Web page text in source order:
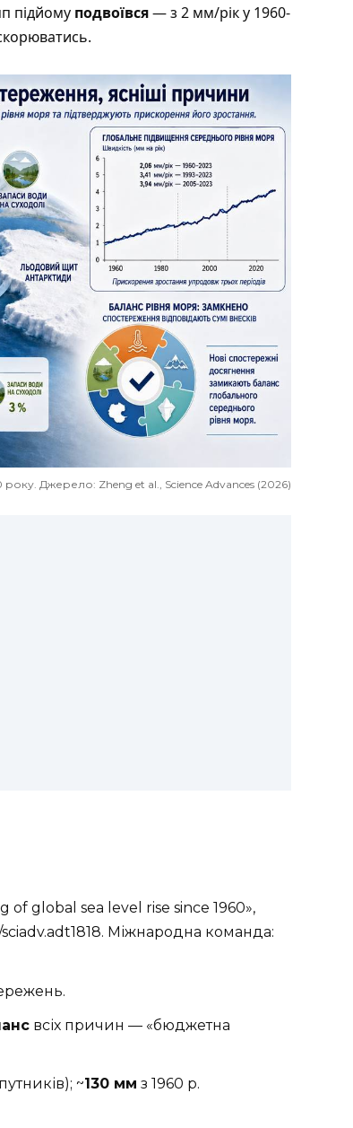
підйому подвоївся— з 2 мм/рік у 1960-
Джерело: Zheng et al., Science Advances (2026)
global sea level rise since 1960»,
sciadv.adt1818. Міжнародна команда:
всіх причин — «бюджетна
~130 мм з 1960 р.